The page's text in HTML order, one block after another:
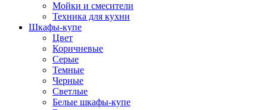
Мойки и смесители
Техника для кухни
Шкафы-купе
Цвет
Коричневые
Серые
Темные
Черные
Светлые
Белые шкафы-купе